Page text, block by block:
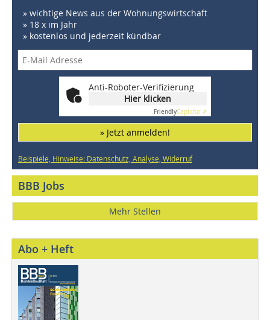
» wichtige News aus der Wohnungswirtschaft
» 18 x im Jahr
» kostenlos und jederzeit kündbar
Anti-Roboter-Verifizierung
Hier klicken
FriendlyCaptcha ⇗
» Jetzt anmelden!
Beispiele, Hinweise: Datenschutz, Analyse, Widerruf
BBB Jobs
Mehr Stellen
Abo + Heft